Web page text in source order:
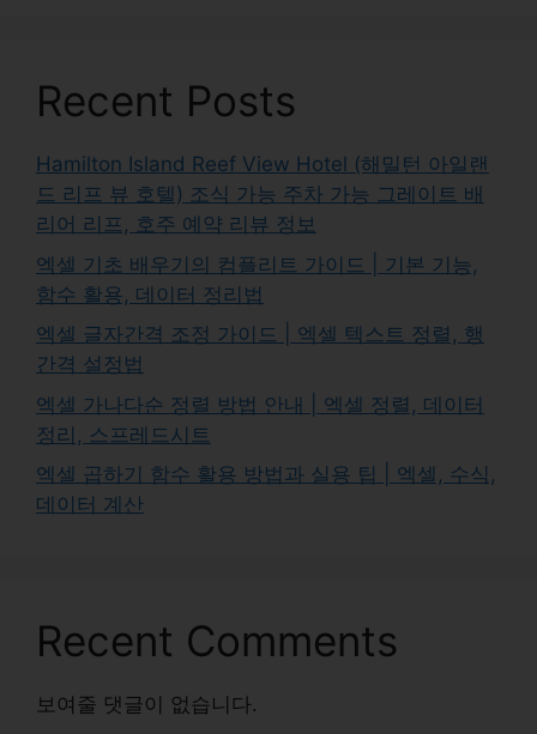
Recent Posts
Hamilton Island Reef View Hotel (해밀턴 아일랜
드 리프 뷰 호텔) 조식 가능 주차 가능 그레이트 배
리어 리프, 호주 예약 리뷰 정보
엑셀 기초 배우기의 컴플리트 가이드 | 기본 기능,
함수 활용, 데이터 정리법
엑셀 글자간격 조정 가이드 | 엑셀 텍스트 정렬, 행
간격 설정법
엑셀 가나다순 정렬 방법 안내 | 엑셀 정렬, 데이터
정리, 스프레드시트
엑셀 곱하기 함수 활용 방법과 실용 팁 | 엑셀, 수식,
데이터 계산
Recent Comments
보여줄 댓글이 없습니다.